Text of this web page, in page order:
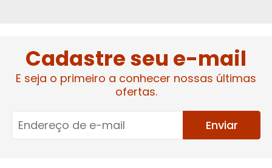
Cadastre seu e-mail
E seja o primeiro a conhecer nossas últimas
ofertas.
Enviar